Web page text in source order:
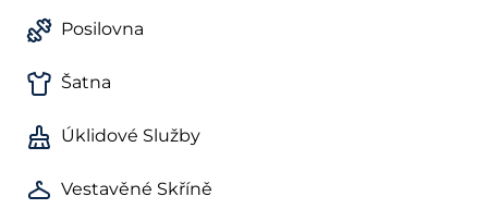
Posilovna
Šatna
Úklidové Služby
Vestavěné Skříně